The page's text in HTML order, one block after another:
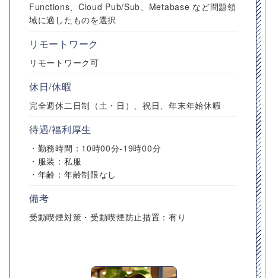
Functions、Cloud Pub/Sub、Metabase など問題領
域に適したものを選択
リモートワーク
リモートワーク可
休日/休暇
完全週休二日制（土・日）、祝日、年末年始休暇
待遇/福利厚生
・勤務時間：10時00分-19時00分
・服装：私服
・年齢：年齢制限なし
備考
受動喫煙対策・受動喫煙防止措置：有り